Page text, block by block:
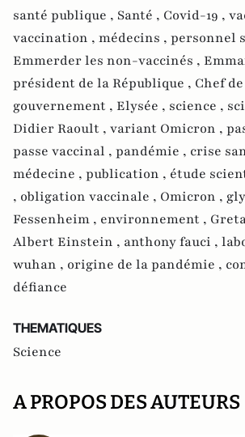
santé publique , Santé , Covid-19 ,
vaccination , médecins , personnel
Emmerder les non-vaccinés ,
président de la République , Chef
gouvernement , Elysée , science ,
Didier Raoult , variant Omicron ,
passe vaccinal , pandémie , crise
médecine , publication , étude
, obligation vaccinale , Omicron ,
Fessenheim , environnement ,
Albert Einstein , anthony fauci ,
wuhan , origine de la pandémie ,
défiance
THEMATIQUES
Science
A PROPOS DES AUTEURS